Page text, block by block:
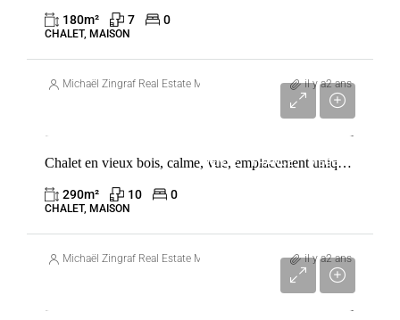
180m² 7 0
CHALET, MAISON
Michaël Zingraf Real Estate Megève il y a2 ans
VENTE FRANCE MEGÈVEChalet en vieux bois, calme, vue, emplacement unique proche du village
290m² 10 0
CHALET, MAISON
Michaël Zingraf Real Estate Megève il y a2 ans